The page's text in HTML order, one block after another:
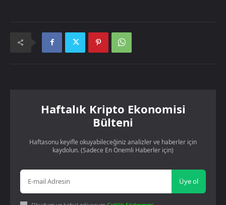
Haftalık Kripto Ekonomisi
Bülteni
Haftasonu keyifle okuyabileceğiniz analizler ve haberler için
kaydolun. (Sadece En Önemli Haberler için)
Üye ol